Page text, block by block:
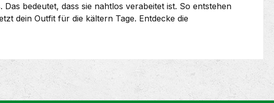
bedeutet, dass sie nahtlos verabeitet ist. So entstehen
dein Outfit für die kältern Tage. Entdecke die